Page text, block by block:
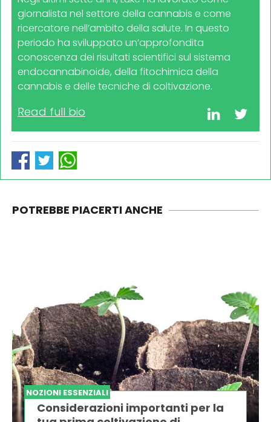
giornalista nel settore della cannabis e come
ricercatore nell’ambito della salute. In questo
periodo ha sviluppato un’approfondita
conoscenza dei risultati scientifici sul sistema
endocannabinoide, della fitochimica della
cannabis e delle tecniche di coltivazione.
Read full bio
POTREBBE PIACERTI ANCHE
NOZIONI ESSENZIALI
Considerazioni importanti per la